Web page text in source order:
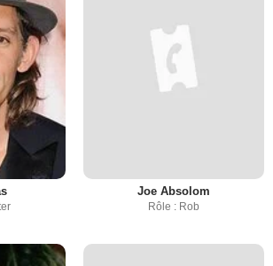
Joe Absolom
Rôle : Rob